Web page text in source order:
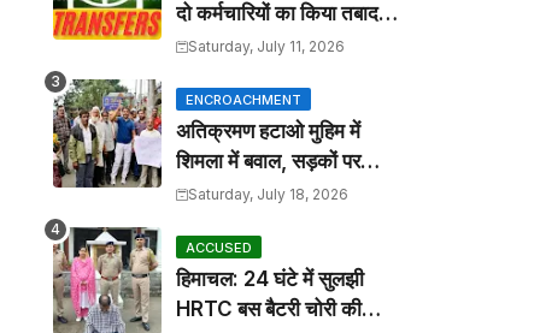
दो कर्मचारियों का किया तबादला,
कार्यालय आदेश जारी
Saturday, July 11, 2026
ENCROACHMENT
अतिक्रमण हटाओ मुहिम में
शिमला में बवाल, सड़कों पर
कटोरा लेकर उतरे तहबाजारी
Saturday, July 18, 2026
ACCUSED
हिमाचल: 24 घंटे में सुलझी
HRTC बस बैटरी चोरी की